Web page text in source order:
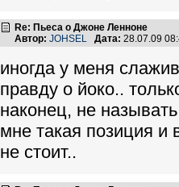
Re: Пьеса о Джоне Ленноне
Автор: JOHSEL Дата: 28.07.09
иногда у меня
правду о йоко..
наконец, не
мне такая позиция и
не стоит..